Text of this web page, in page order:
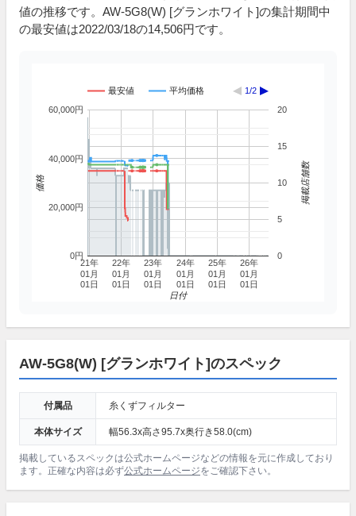
値の推移です。AW-5G8(W) [グランホワイト]の集計期間中
の最安値は2022/03/18の14,506円です。
最安値 平均価格 1/2
21年
01月
01日
22年
01月
01日
23年
01月
01日
24年
01月
01日
25年
01月
01日
26年
01月
01日
0円
20,000円
40,000円
60,000円
0
5
10
15
20
日付
価格 掲載店舗数
AW-5G8(W) [グランホワイト]のスペック
付属品 糸くずフィルター
本体サイズ 幅56.3x高さ95.7x奥行き58.0(cm)
掲載しているスペックは公式ホームページなどの情報を元に作成しており
ます。正確な内容は必ず公式ホームページをご確認下さい。